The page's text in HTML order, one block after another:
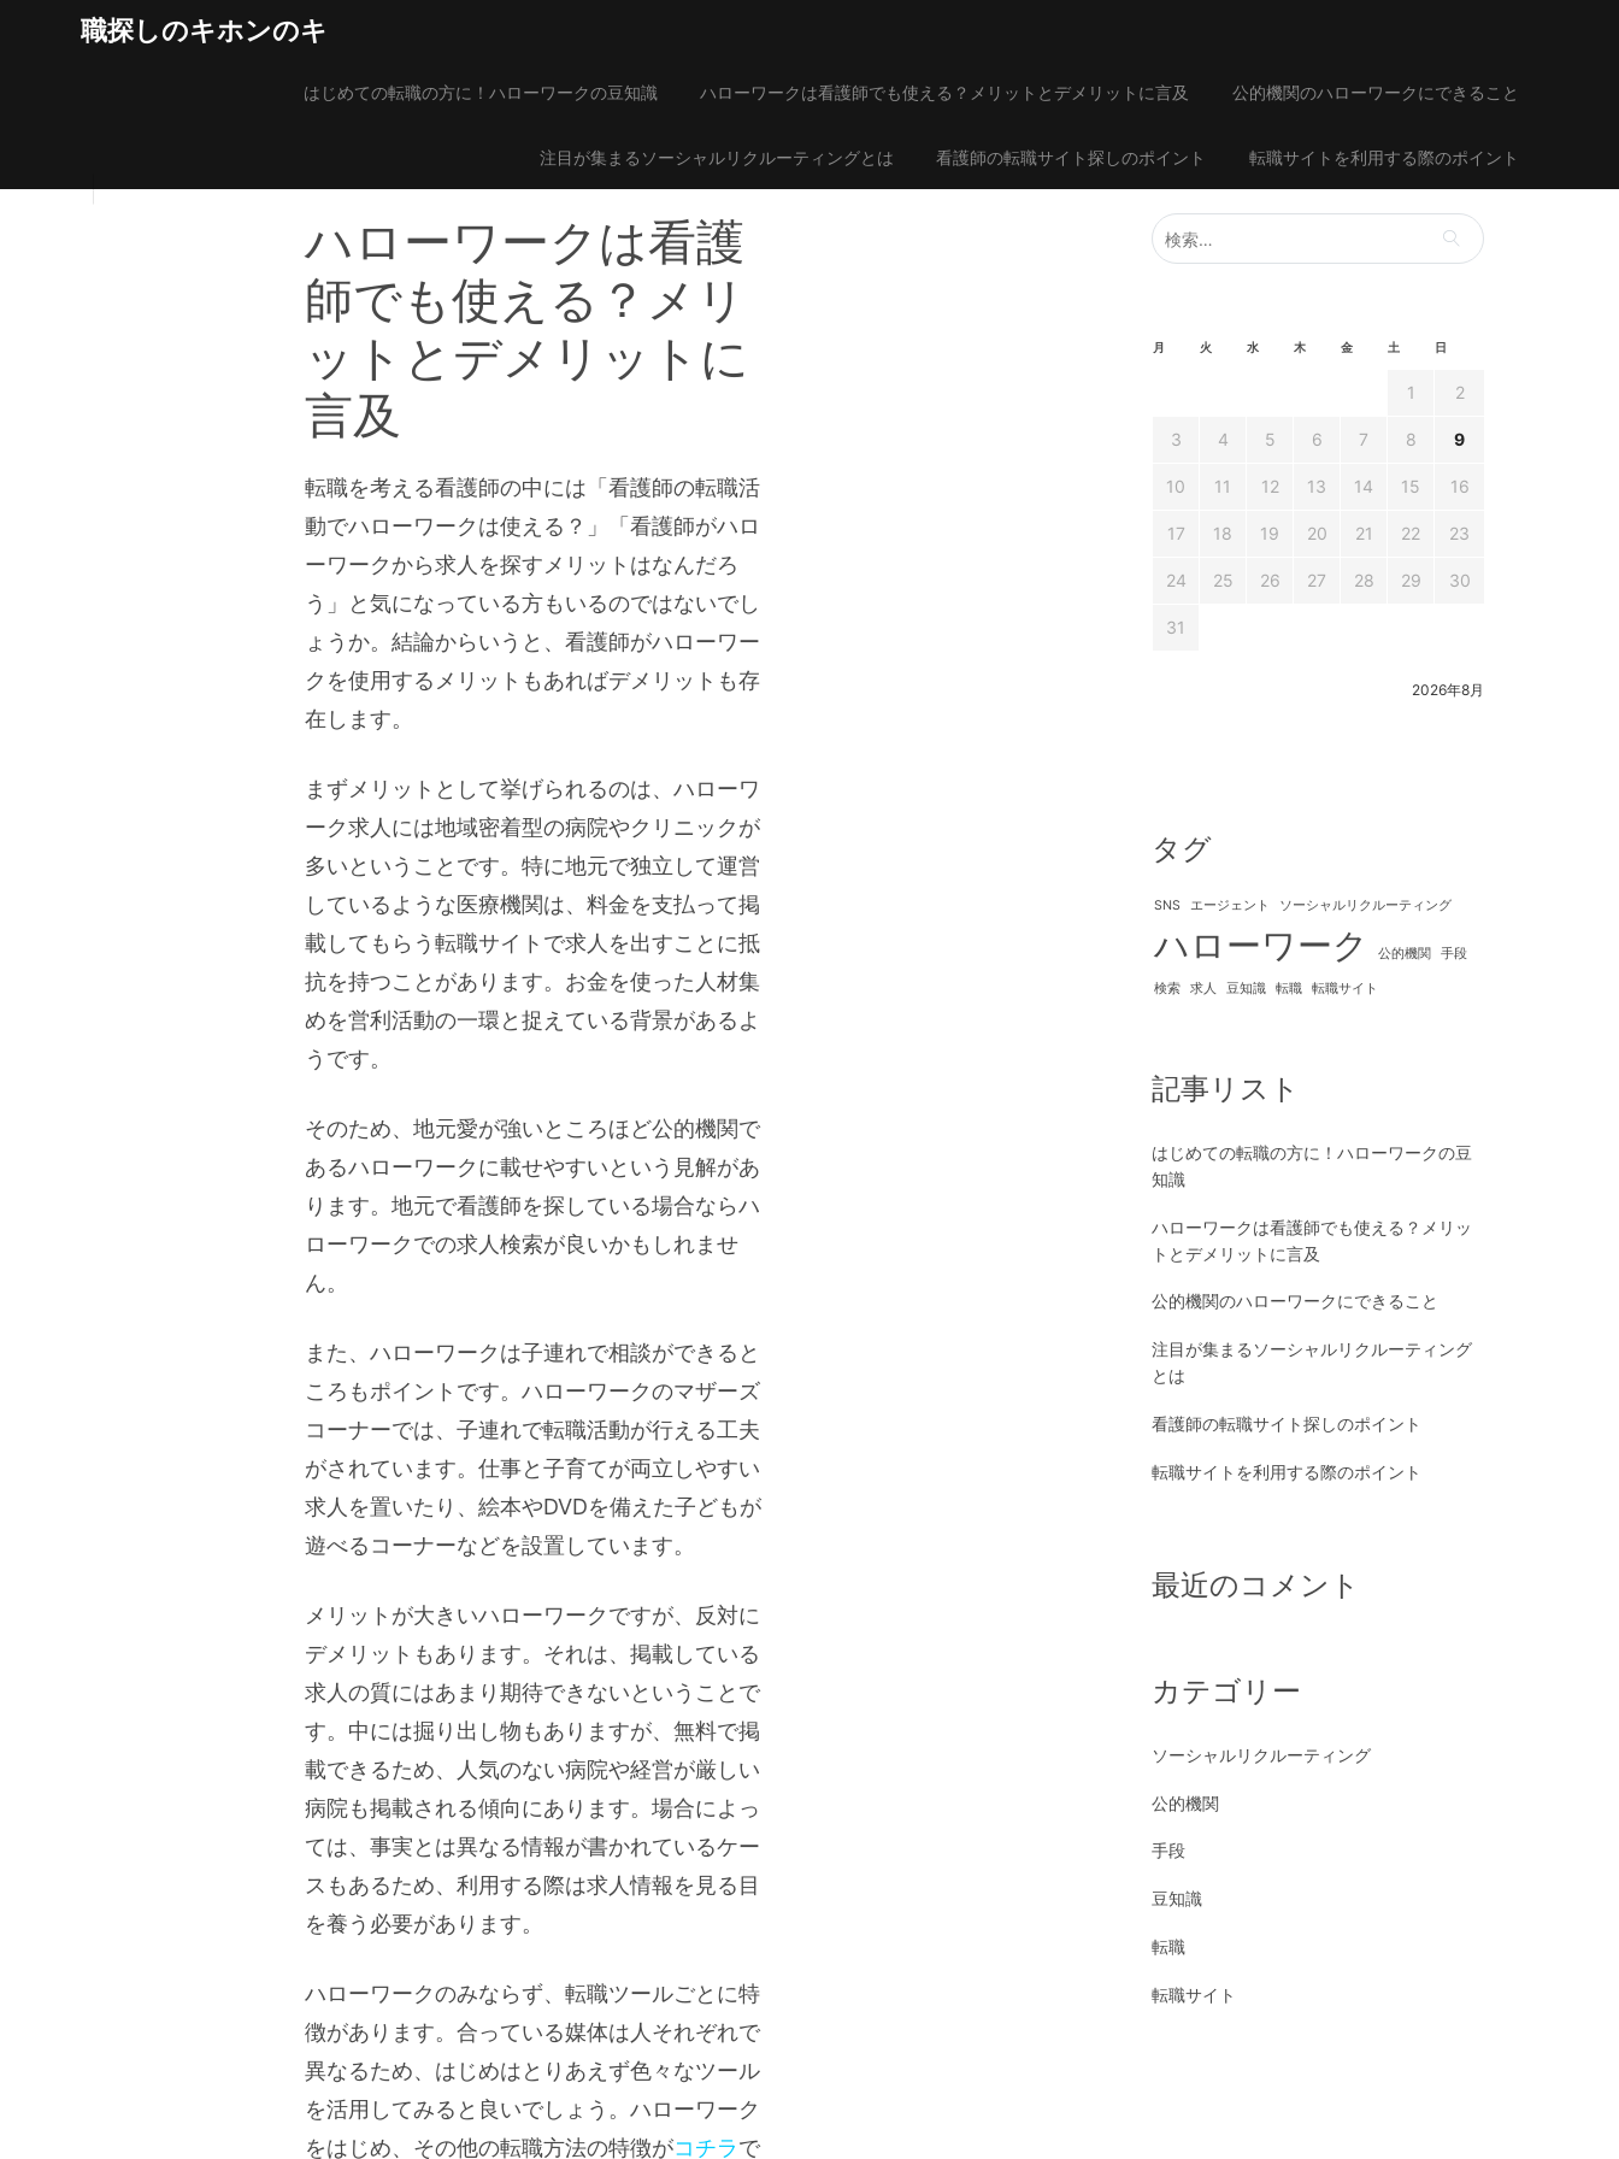
職探しのキホンのキ
はじめての転職の方に！ハローワークの豆知識 ハローワークは看護師でも使える？メリットとデメリットに言及 公的機関のハローワークにできること
注目が集まるソーシャルリクルーティングとは 看護師の転職サイト探しのポイント 転職サイトを利用する際のポイント
ハローワークは看護
師でも使える？メリ
ットとデメリットに
言及
転職を考える看護師の中には「看護師の転職活
動でハローワークは使える？」「看護師がハロ
ーワークから求人を探すメリットはなんだろ
う」と気になっている方もいるのではないでし
ょうか。結論からいうと、看護師がハローワー
クを使用するメリットもあればデメリットも存
在します。
まずメリットとして挙げられるのは、ハローワ
ーク求人には地域密着型の病院やクリニックが
多いということです。特に地元で独立して運営
しているような医療機関は、料金を支払って掲
載してもらう転職サイトで求人を出すことに抵
抗を持つことがあります。お金を使った人材集
めを営利活動の一環と捉えている背景があるよ
うです。
そのため、地元愛が強いところほど公的機関で
あるハローワークに載せやすいという見解があ
ります。地元で看護師を探している場合ならハ
ローワークでの求人検索が良いかもしれませ
ん。
また、ハローワークは子連れで相談ができると
ころもポイントです。ハローワークのマザーズ
コーナーでは、子連れで転職活動が行える工夫
がされています。仕事と子育てが両立しやすい
求人を置いたり、絵本やDVDを備えた子どもが
遊べるコーナーなどを設置しています。
メリットが大きいハローワークですが、反対に
デメリットもあります。それは、掲載している
求人の質にはあまり期待できないということで
す。中には掘り出し物もありますが、無料で掲
載できるため、人気のない病院や経営が厳しい
病院も掲載される傾向にあります。場合によっ
ては、事実とは異なる情報が書かれているケー
スもあるため、利用する際は求人情報を見る目
を養う必要があります。
ハローワークのみならず、転職ツールごとに特
徴があります。合っている媒体は人それぞれで
異なるため、はじめはとりあえず色々なツール
を活用してみると良いでしょう。ハローワーク
をはじめ、その他の転職方法の特徴がコチラで
検
索:
2026年8月
月 火 水 木 金 土 日
1 2
3 4 5 6 7 8 9
10 11 12 13 14 15 16
17 18 19 20 21 22 23
24 25 26 27 28 29 30
31
タグ
SNS エージェント ソーシャルリクルーティング
ハローワーク 公的機関 手段
検索 求人 豆知識 転職 転職サイト
記事リスト
はじめての転職の方に！ハローワークの豆
知識
ハローワークは看護師でも使える？メリッ
トとデメリットに言及
公的機関のハローワークにできること
注目が集まるソーシャルリクルーティング
とは
看護師の転職サイト探しのポイント
転職サイトを利用する際のポイント
最近のコメント
カテゴリー
ソーシャルリクルーティング
公的機関
手段
豆知識
転職
転職サイト